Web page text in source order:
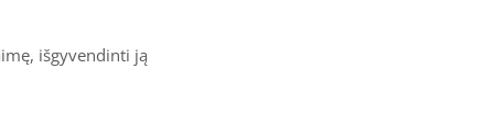
išgyvendinti ją